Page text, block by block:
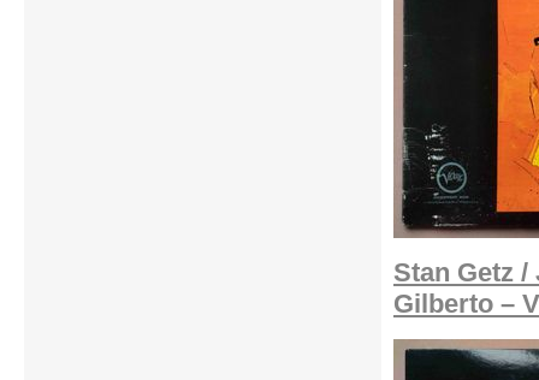
Stan Getz
Gilberto –